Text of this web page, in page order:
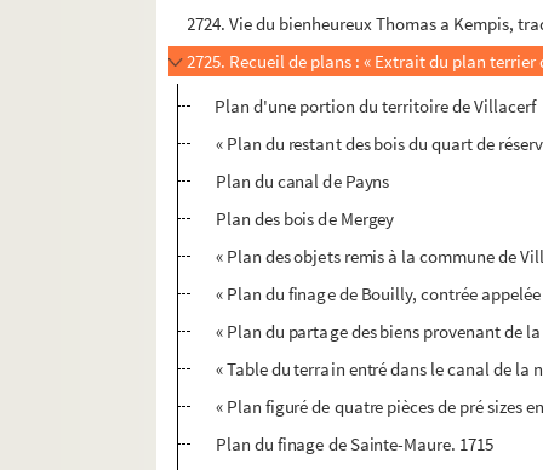
2724. Vie du bienheureux Thomas a Kempis,
2725. Recueil de plans : « Extrait du plan terrier
Plan d'une portion du territoire de Villacerf
« Plan du restant des bois du quart de
Plan du canal de Payns
Plan des bois de Mergey
« Plan des objets remis à la commune de
« Plan du finage de Bouilly, contrée
« Plan du partage des biens provenant de
« Table du terrain entré dans le canal de la
« Plan figuré de quatre pièces de pré sizes
Plan du finage de Sainte-Maure. 1715